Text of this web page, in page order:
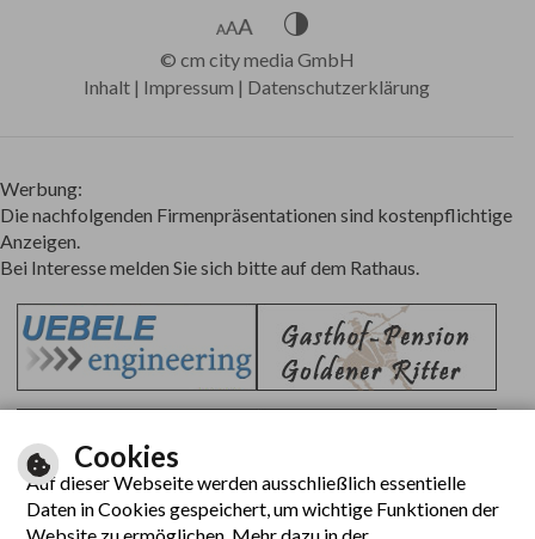
© cm city media GmbH
Inhalt | Impressum | Datenschutzerklärung
Werbung:
Die nachfolgenden Firmenpräsentationen sind kostenpflichtige
Anzeigen.
Bei Interesse melden Sie sich bitte auf dem Rathaus.
Cookies
Auf dieser Webseite werden ausschließlich essentielle
Daten in Cookies gespeichert, um wichtige Funktionen der